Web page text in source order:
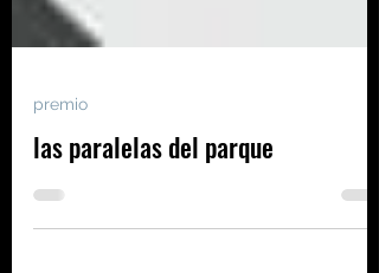
premio
las paralelas del parque